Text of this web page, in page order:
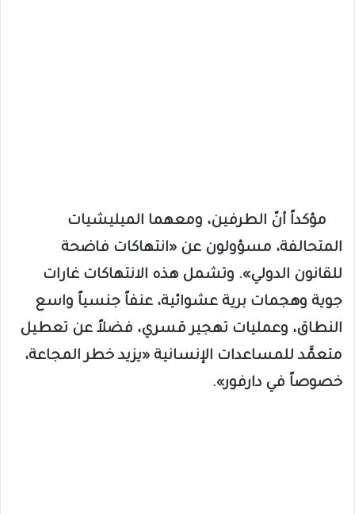
مؤكداً أنّ الطرفين، ومعهما الميليشيات
المتحالفة، مسؤولون عن «انتهاكات فاضحة
للقانون الدولي». وتشمل هذه الانتهاكات غارات
جوية وهجمات برية عشوائية، عنفاً جنسياً واسع
النطاق، وعمليات تهجير قسري، فضلاً عن تعطيل
متعمَّد للمساعدات الإنسانية «يزيد خطر المجاعة،
خصوصاً في دارفور».